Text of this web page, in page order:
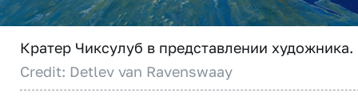
Кратер Чиксулуб в представлении художника.
Credit: Detlev van Ravenswaay